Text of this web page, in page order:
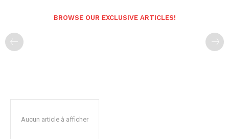
BROWSE OUR EXCLUSIVE ARTICLES!
Aucun article à afficher